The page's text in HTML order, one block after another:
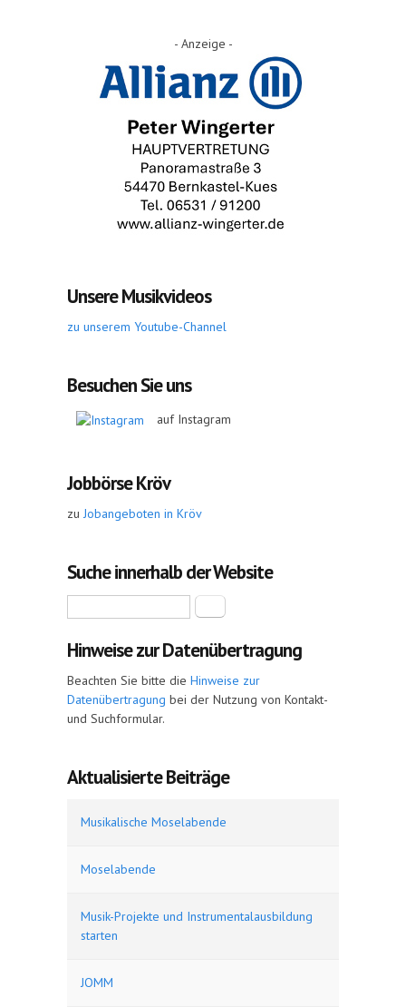
- Anzeige -
Unsere Musikvideos
zu unserem Youtube-Channel
Besuchen Sie uns
auf Instagram
Jobbörse Kröv
zu Jobangeboten in Kröv
Suche innerhalb der Website
Suche
Hinweise zur Datenübertragung
Beachten Sie bitte die Hinweise zur
Datenübertragung bei der Nutzung von Kontakt-
und Suchformular.
Aktualisierte Beiträge
Musikalische Moselabende
Moselabende
Musik-Projekte und Instrumentalausbildung
starten
JOMM